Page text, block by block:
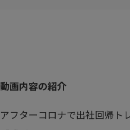
動画内容の紹介
アフターコロナで出社回帰ト